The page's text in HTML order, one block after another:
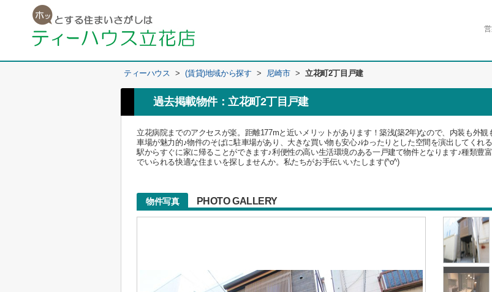
ティーハウス > (賃貸)地域から探す > 尼崎市 > 立花町2丁目戸建
過去掲載物件：立花町2丁目戸建
立花病院までのアクセスが楽。距離177mと近いメリットがあります！築浅(築2年)なので、内装も外
車場が魅力的♪物件のそばに駐車場があり、大きな買い物も安心♪ゆったりとした空間を演出してくれ
駅からすぐに家に帰ることができます♪利便性の高い生活環境のある一戸建て物件となります♪種類豊
でいられる快適な住まいを探しませんか。私たちがお手伝いいたします(^o^)
物件写真 PHOTO GALLERY